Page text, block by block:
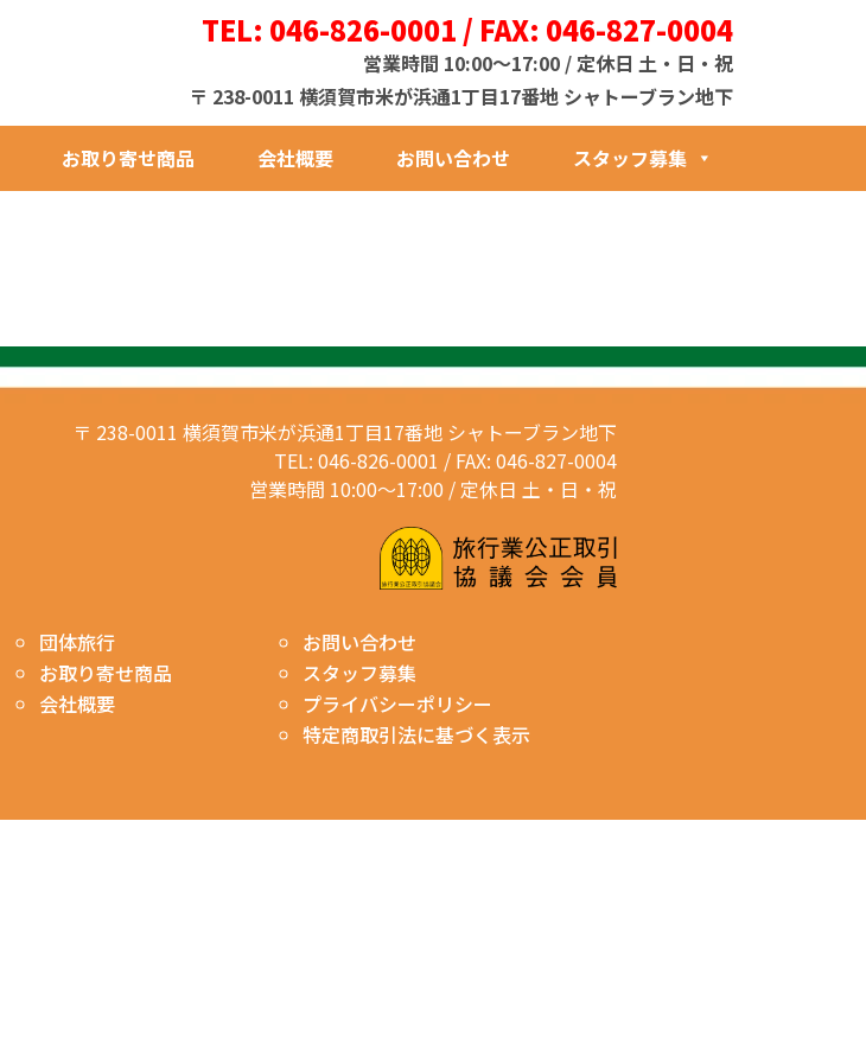
TEL: 046-826-0001 / FAX: 046-827-0004
営業時間 10:00～17:00 / 定休日 土・日・祝
〒 238-0011 横須賀市米が浜通1丁目17番地 シャトーブラン地下
お取り寄せ商品 会社概要 お問い合わせ スタッフ募集
〒 238-0011 横須賀市米が浜通1丁目17番地 シャトーブラン地下
TEL: 046-826-0001 / FAX: 046-827-0004
営業時間 10:00～17:00 / 定休日 土・日・祝
団体旅行
お取り寄せ商品
会社概要
お問い合わせ
スタッフ募集
プライバシーポリシー
特定商取引法に基づく表示